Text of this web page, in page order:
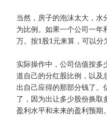
当然，房子的泡沫太大，水
为比例。如果一个公司一年
万。按1股1元来算，可以分
实际操作中，公司估值按多
道自己的分红股比例，以及
出自己应得的那部分钱了。
了，因为出让多少股份换取
盈利水平和未来的盈利预期。